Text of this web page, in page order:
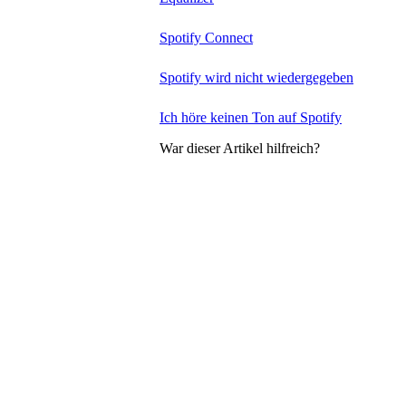
Spotify Connect
Spotify wird nicht wiedergegeben
Ich höre keinen Ton auf Spotify
War dieser Artikel hilfreich?